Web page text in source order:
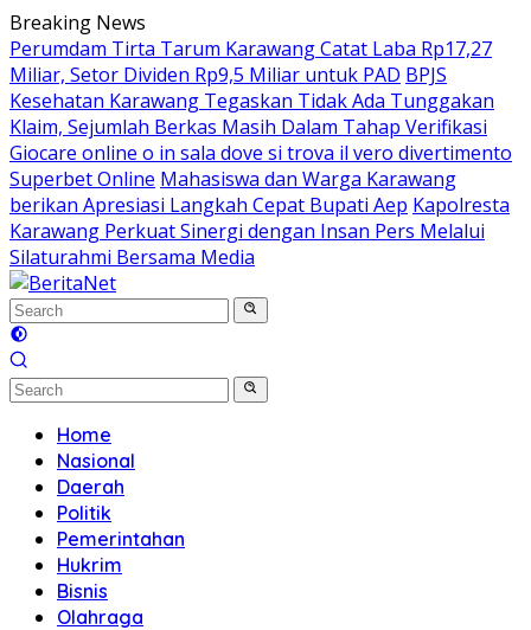
Skip
to
content
Breaking News
Perumdam Tirta Tarum Karawang Catat Laba Rp17,27
Miliar, Setor Dividen Rp9,5 Miliar untuk PAD BPJS
Kesehatan Karawang Tegaskan Tidak Ada Tunggakan
Klaim, Sejumlah Berkas Masih Dalam Tahap Verifikasi
Giocare online o in sala dove si trova il vero divertimento
Superbet Online Mahasiswa dan Warga Karawang
berikan Apresiasi Langkah Cepat Bupati Aep Kapolresta
Karawang Perkuat Sinergi dengan Insan Pers Melalui
Silaturahmi Bersama Media
Home
Nasional
Daerah
Politik
Pemerintahan
Hukrim
Bisnis
Olahraga